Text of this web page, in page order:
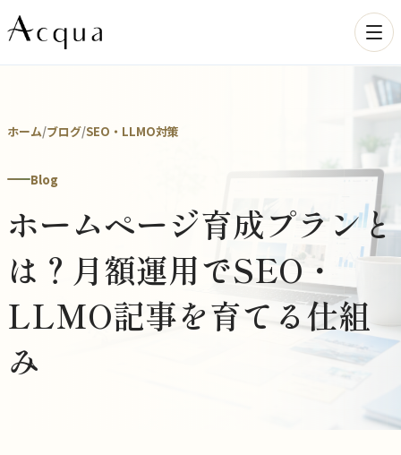
ホーム/ブログ/SEO・LLMO対策
Blog
ホームページ育成プランと
は？月額運用でSEO・
LLMO記事を育てる仕組
み